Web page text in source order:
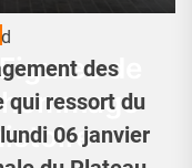
de
des
qui ressort du
06 janvier